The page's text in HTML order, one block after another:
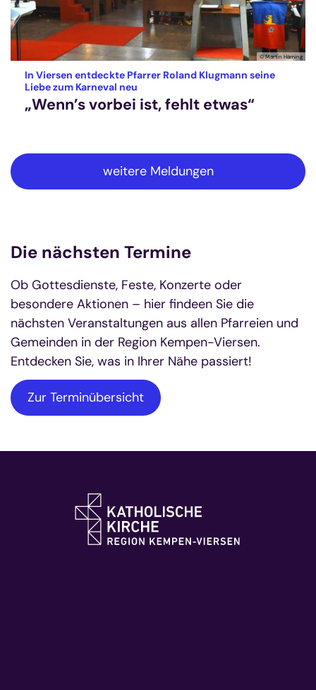
© Martin Häming
In Viersen entdeckte Pfarrer Roland Klugmann seine
Liebe zum Karneval neu
„Wenn’s vorbei ist, fehlt etwas“
weitere Meldungen
Die nächsten Termine
Ob Gottesdienste, Feste, Konzerte oder
besondere Aktionen – hier findeen Sie die
nächsten Veranstaltungen aus allen Pfarreien und
Gemeinden in der Region Kempen-Viersen.
Entdecken Sie, was in Ihrer Nähe passiert!
Zur Terminübersicht